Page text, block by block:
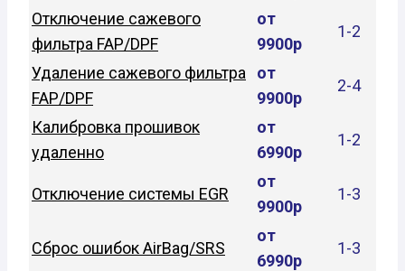
Отключение сажевого
фильтра FAP/DPF
от
9900р
1-2
Удаление сажевого фильтра
FAP/DPF
от
9900р
2-4
Калибровка прошивок
удаленно
от
6990р
1-2
Отключение системы EGR
от
9900р
1-3
Сброс ошибок AirBag/SRS
от
6990р
1-3